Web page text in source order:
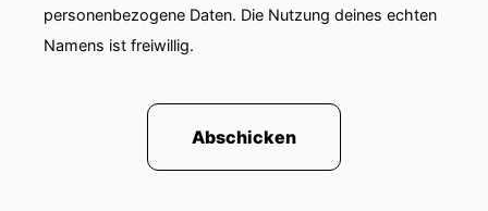
personenbezogene Daten. Die Nutzung deines echten
Namens ist freiwillig.
Abschicken